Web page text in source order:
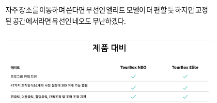
자주 장소를 이동하며 쓴다면 무선인 엘리트 모델이 더 편할 듯 하지만 고정
된 공간에서라면 유선인 네오도 무난하겠다.